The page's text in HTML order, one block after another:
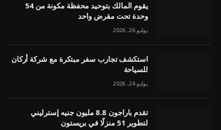
يقوم المالك بتوحيد محفظة مكونة من 54
وحدة تحت مقرض واحد
يوليو 26, 2026
استكشف تجارب سفر مبتكرة مع شركة أركان
للسياحة
يوليو 24, 2026
تقدم باراجون 8.8 مليون جنيه إسترليني
لتطوير 51 منزلًا في بريستون